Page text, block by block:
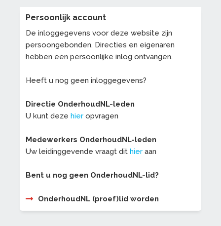
Persoonlijk account
De inloggegevens voor deze website zijn
persoongebonden. Directies en eigenaren
hebben een persoonlijke inlog ontvangen.
Heeft u nog geen inloggegevens?
Directie OnderhoudNL-leden
U kunt deze hier opvragen
Medewerkers OnderhoudNL-leden
Uw leidinggevende vraagt dit hier aan
Bent u nog geen OnderhoudNL-lid?
OnderhoudNL (proef)lid worden